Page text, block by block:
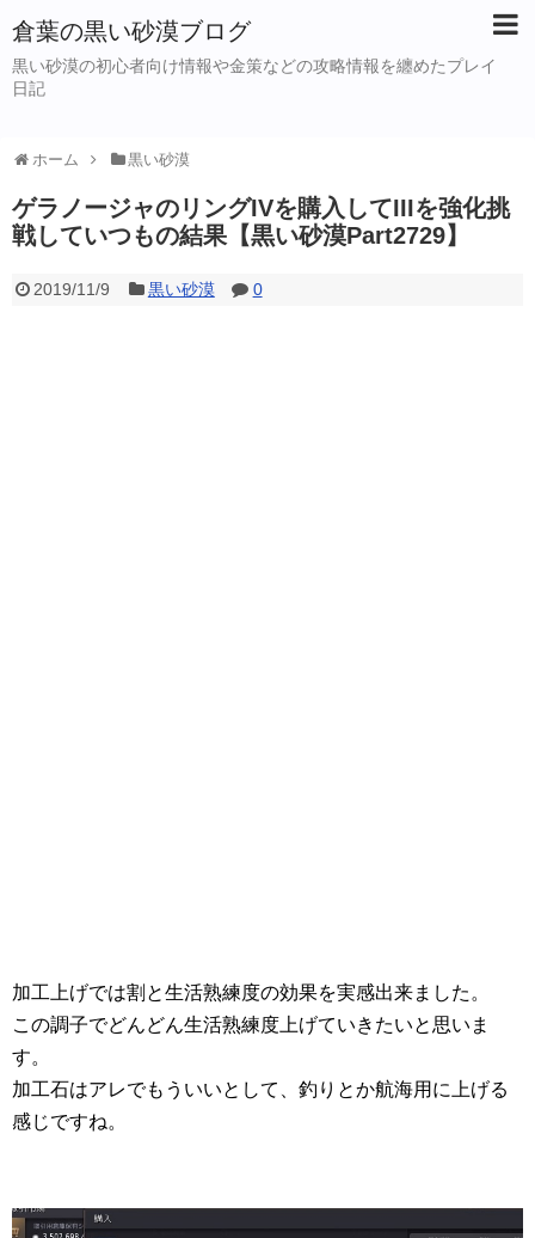
倉葉の黒い砂漠ブログ
黒い砂漠の初心者向け情報や金策などの攻略情報を纏めたプレイ
日記
ホーム 黒い砂漠
ゲラノージャのリングIVを購入してIIIを強化挑
戦していつもの結果【黒い砂漠Part2729】
2019/11/9 黒い砂漠 0
加工上げでは割と生活熟練度の効果を実感出来ました。
この調子でどんどん生活熟練度上げていきたいと思いま
す。
加工石はアレでもういいとして、釣りとか航海用に上げる
感じですね。